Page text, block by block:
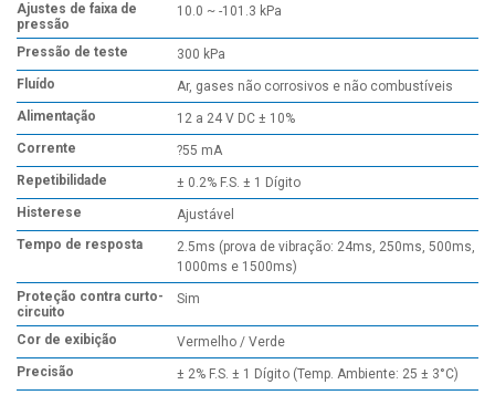
Ajustes de faixa de
pressão
10.0 ~ -101.3 kPa
Pressão de teste
300 kPa
Fluído
Ar, gases não corrosivos e não combustíveis
Alimentação
12 a 24 V DC ± 10%
Corrente
?55 mA
Repetibilidade
± 0.2% F.S. ± 1 Dígito
Histerese
Ajustável
Tempo de resposta
2.5ms (prova de vibração: 24ms, 250ms, 500ms,
1000ms e 1500ms)
Proteção contra curto-
circuito
Sim
Cor de exibição
Vermelho / Verde
Precisão
± 2% F.S. ± 1 Dígito (Temp. Ambiente: 25 ± 3°C)